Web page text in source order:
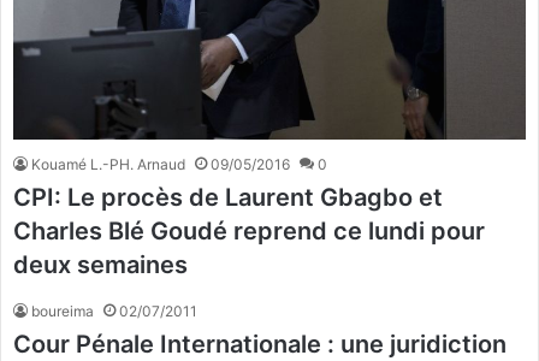
Kouamé L.-PH. Arnaud 09/05/2016 0
CPI: Le procès de Laurent Gbagbo et
Charles Blé Goudé reprend ce lundi pour
deux semaines
boureima 02/07/2011
Cour Pénale Internationale : une juridiction